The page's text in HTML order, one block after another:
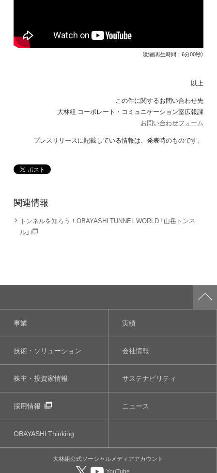
（動画再生時間：6分00秒）
以上
この件に関するお問い合わせ先
大林組 コーポレート・コミュニケーション室広報課
お問い合わせフォーム
プレスリリースに記載している情報は、発表時のものです。
関連情報
トンネルを知ろう！OBAYASHI TUNNEL WORLD 「山岳トンネ
ル」
事業 実績
技術・ソリューション 会社情報
株主・投資家情報 サステナビリティ
採用情報 ニュース
OBAYASHIThinking
大林組公式ソーシャルメディアアカウント
YouTube